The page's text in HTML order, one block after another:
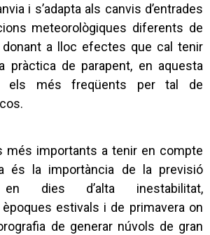
i s’adapta als canvis d’entrades
meteorològiques diferents de
donant a lloc efectes que cal tenir
pràctica de parapent, en aquesta
els més freqüents per tal de
més importants a tenir en compte
és la importància de la previsió
en dies d’alta inestabilitat,
estivals i de primavera on
de generar núvols de gran